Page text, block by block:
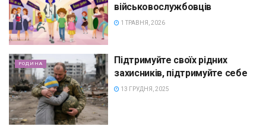
військовослужбовців
1 ТРАВНЯ, 2026
РОДИНА
Підтримуйте своїх рідних
захисників, підтримуйте себе
13 ГРУДНЯ, 2025